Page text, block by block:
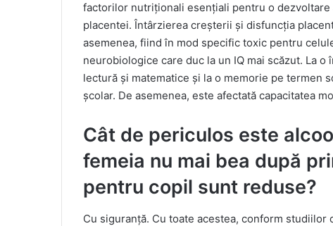
factorilor nutriționali esențiali pentru o
placentei. Întârzierea creșterii și disfuncția
asemenea, fiind în mod specific toxic pentru
neurobiologice care duc la un IQ mai scăzut. La
lectură și matematice și la o memorie pe termen
școlar. De asemenea, este afectată capacitatea
Cât de periculos este
femeia nu mai bea după
pentru copil sunt reduse?
Cu siguranță. Cu toate acestea, conform